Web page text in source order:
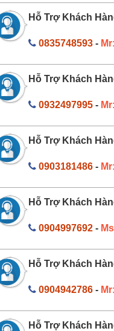
Hỗ Trợ Khách
0835748593 -
Hỗ Trợ Khách
0932497995 -
Hỗ Trợ Khách
0903181486 -
Hỗ Trợ Khách
0904997692 -
Hỗ Trợ Khách
0904942786 -
Hỗ Trợ Khách